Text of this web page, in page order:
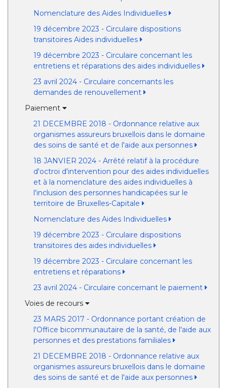
Nomenclature des Aides Individuelles
19 décembre 2023 - Circulaire dispositions
transitoires Aides individuelles
19 décembre 2023 - Circulaire concernant les
entretiens et réparations des aides individuelles
23 avril 2024 - Circulaire concernants les
demandes de renouvellement
Paiement
21 DECEMBRE 2018 - Ordonnance relative aux
organismes assureurs bruxellois dans le domaine
des soins de santé et de l'aide aux personnes
18 JANVIER 2024 - Arrêté relatif à la procédure
d'octroi d'intervention pour des aides individuelles
et à la nomenclature des aides individuelles à
l'inclusion des personnes handicapées sur le
territoire de Bruxelles-Capitale
Nomenclature des Aides Individuelles
19 décembre 2023 - Circulaire dispositions
transitoires des aides individuelles
19 décembre 2023 - Circulaire concernant les
entretiens et réparations
23 avril 2024 - Circulaire concernant le paiement
Voies de recours
23 MARS 2017 - Ordonnance portant création de
l'Office bicommunautaire de la santé, de l'aide aux
personnes et des prestations familiales
21 DECEMBRE 2018 - Ordonnance relative aux
organismes assureurs bruxellois dans le domaine
des soins de santé et de l'aide aux personnes